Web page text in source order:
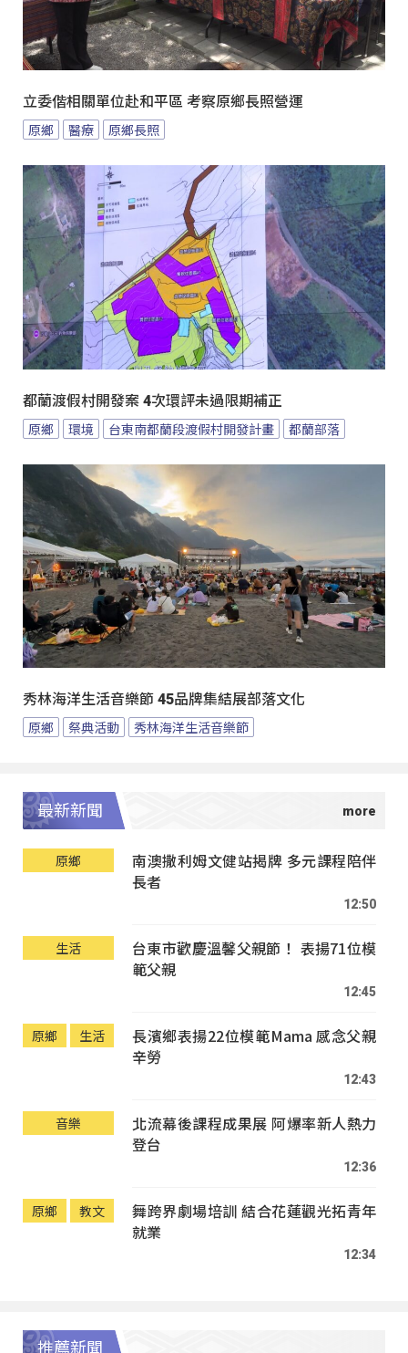
立委偕相關單位赴和平區 考察原鄉長照營運
原鄉 醫療 原鄉長照
都蘭渡假村開發案 4次環評未過限期補正
原鄉 環境 台東南都蘭段渡假村開發計畫 都蘭部落
秀林海洋生活音樂節 45品牌集結展部落文化
原鄉 祭典活動 秀林海洋生活音樂節
最新新聞
原鄉
南澳撒利姆文健站揭牌 多元課程陪伴
長者
12:50
生活
台東市歡慶溫馨父親節！ 表揚71位模
範父親
12:45
原鄉 生活
長濱鄉表揚22位模範Mama 感念父親
辛勞
12:43
音樂
北流幕後課程成果展 阿爆率新人熱力
登台
12:36
原鄉 教文
舞跨界劇場培訓 結合花蓮觀光拓青年
就業
12:34
推薦新聞